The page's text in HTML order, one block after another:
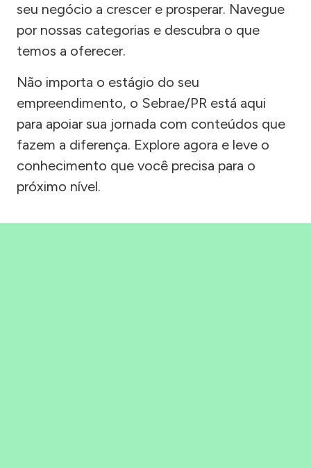
seu negócio a crescer e prosperar. Navegue
por nossas categorias e descubra o que
temos a oferecer.
Não importa o estágio do seu
empreendimento, o Sebrae/PR está aqui
para apoiar sua jornada com conteúdos que
fazem a diferença. Explore agora e leve o
conhecimento que você precisa para o
próximo nível.